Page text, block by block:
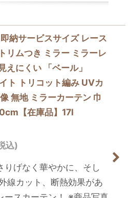
納サービスサイズ レース
リムつき ミラー ミラーレ
えにくい 「ベール」
ト トリコット編み UVカ
無地 ミラーカーテン 巾
【在庫品】17l
込)
りげなく華やかに、そし
線カット、断熱効果があ